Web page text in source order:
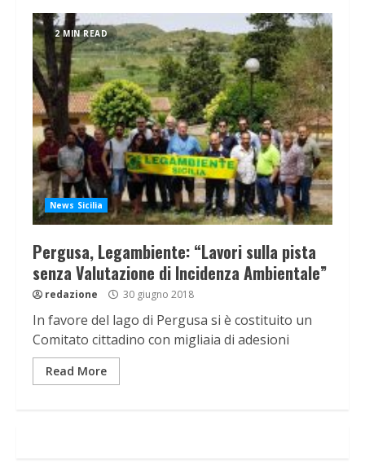
2 MIN READ
News Sicilia
Pergusa, Legambiente: “Lavori sulla pista
senza Valutazione di Incidenza Ambientale”
redazione 30 giugno 2018
In favore del lago di Pergusa si è costituito un
Comitato cittadino con migliaia di adesioni
Read More